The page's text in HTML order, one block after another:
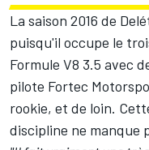
La saison 2016 de
puisqu'il occupe le
Formule V8 3.5 avec
pilote Fortec
rookie, et de loin.
discipline ne manque